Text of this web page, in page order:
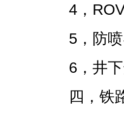
4，
5，防
6，井
四，铁